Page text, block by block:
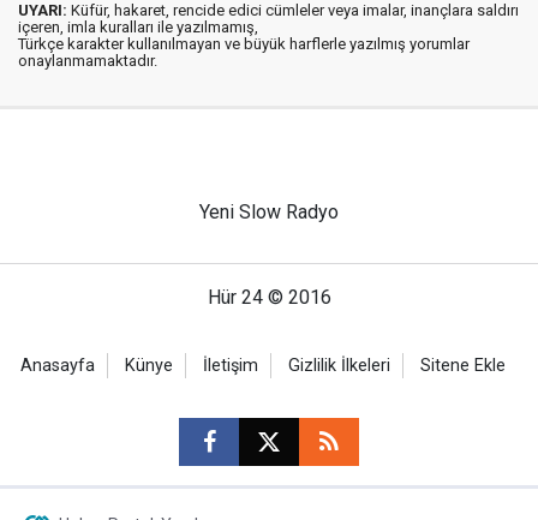
UYARI: Küfür, hakaret, rencide edici cümleler veya imalar, inançlara saldırı
içeren, imla kuralları ile yazılmamış,
Türkçe karakter kullanılmayan ve büyük harflerle yazılmış yorumlar
onaylanmamaktadır.
Yeni Slow Radyo
Hür 24 © 2016
Anasayfa Künye İletişim Gizlilik İlkeleri Sitene Ekle